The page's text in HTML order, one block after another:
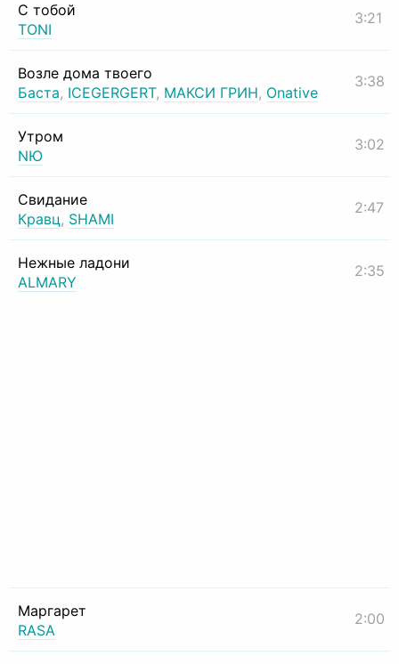
С тобой
TONI
3:21
Возле дома твоего
Баста, ICEGERGERT, МАКСИ ГРИН, Onative
3:38
Утром
NЮ
3:02
Свидание
Кравц, SHAMI
2:47
Нежные ладони
ALMARY
2:35
Маргарет
RASA
2:00